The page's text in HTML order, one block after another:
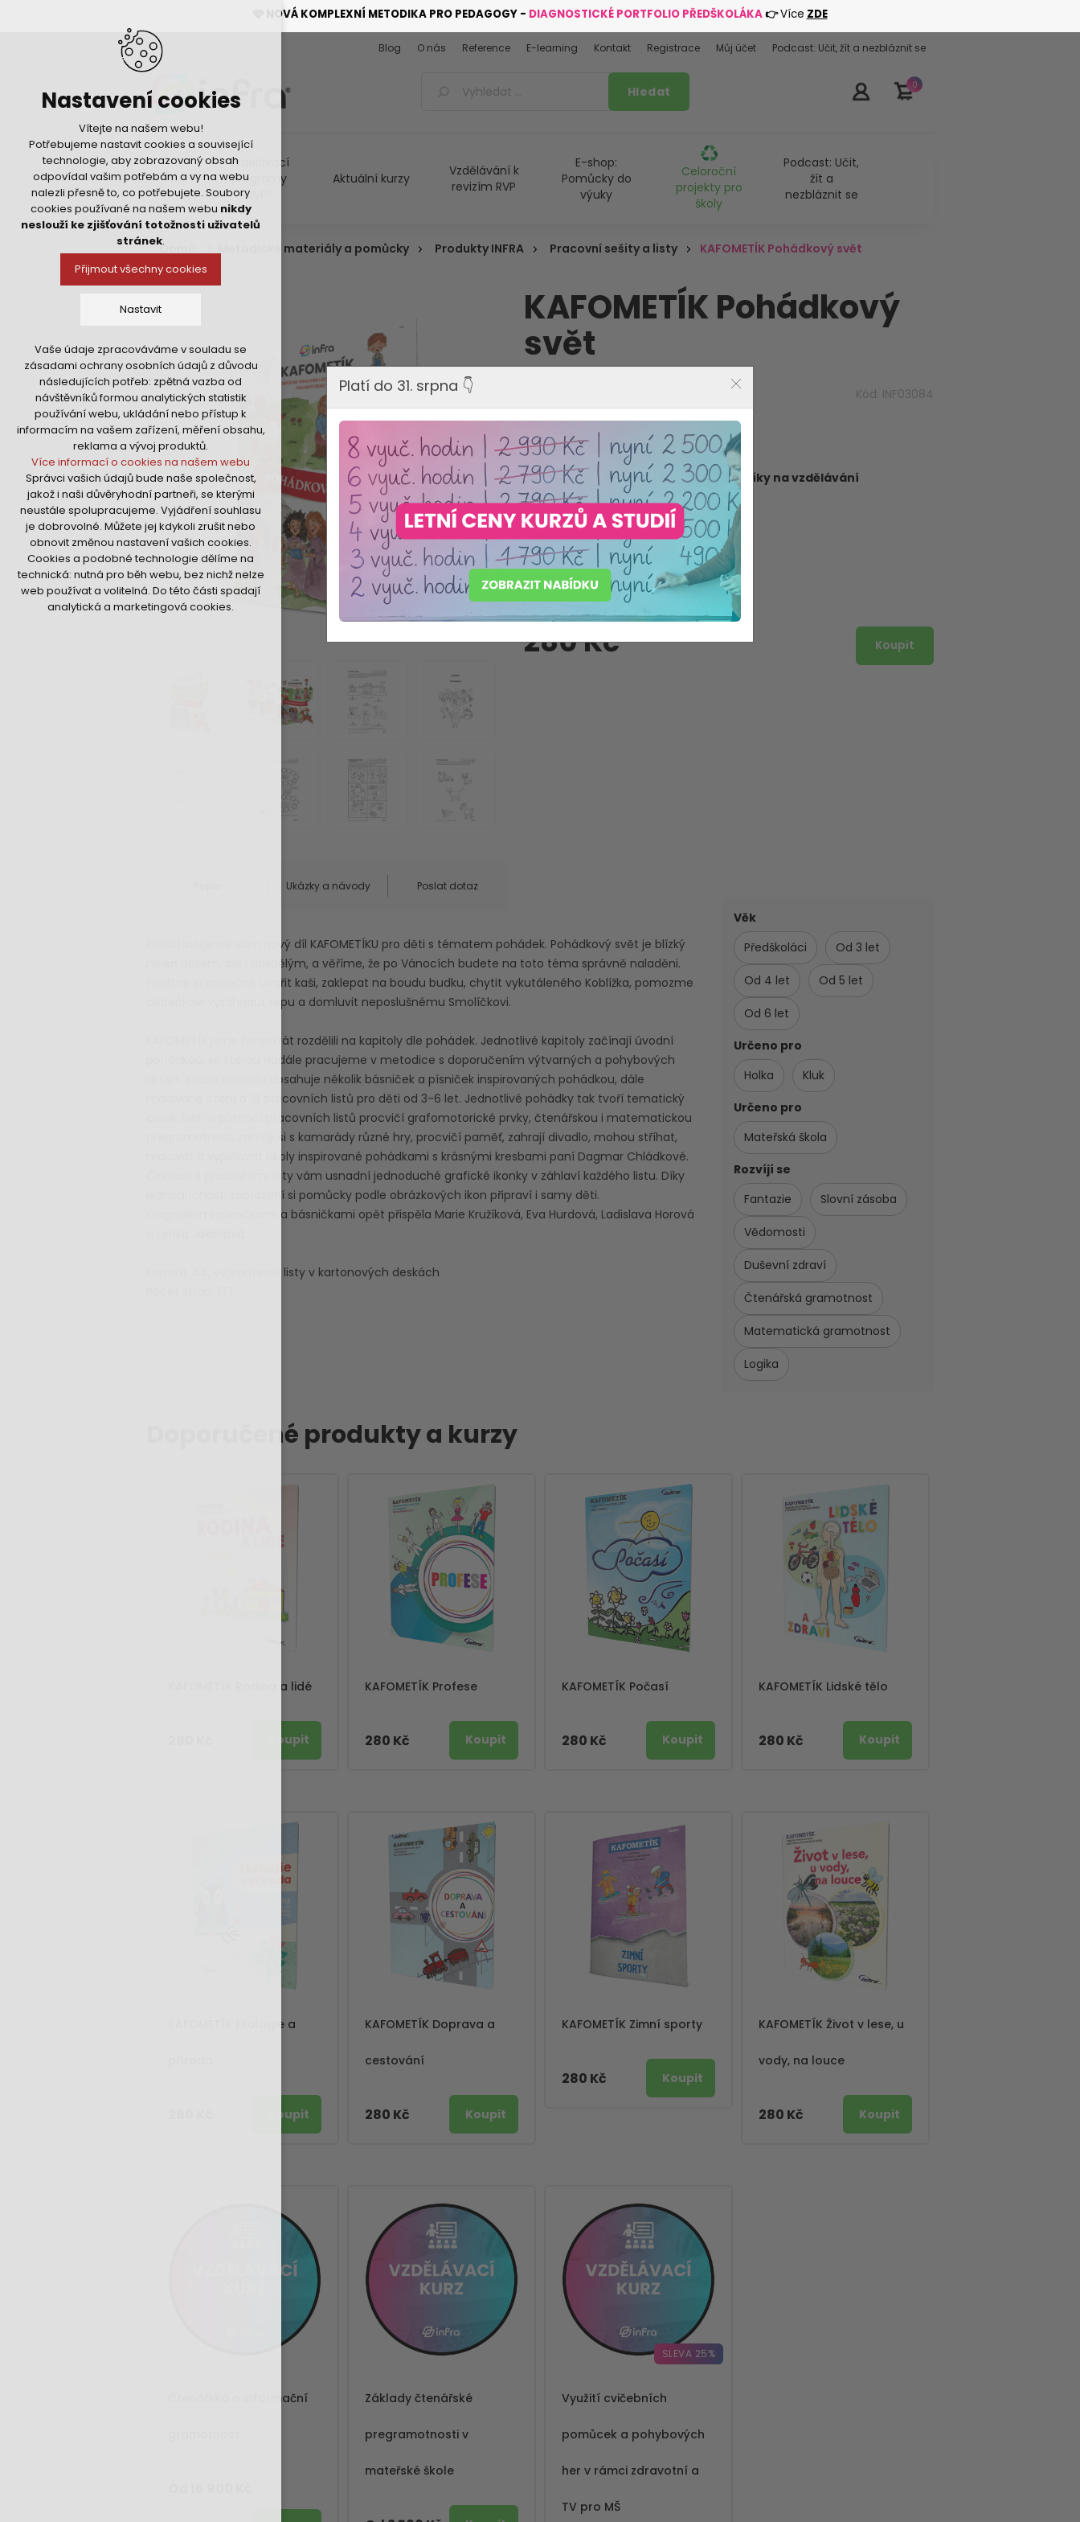
🩷 NOVÁ KOMPLEXNÍ METODIKA PRO PEDAGOGY - DIAGNOSTICKÉ PORTFOLIO PŘEDŠKOLÁKA👉Více ZDE
Nastavení cookies
Vítejte na našem webu!
Potřebujeme nastavit cookies a související
technologie, aby zobrazovaný obsah
odpovídal vašim potřebám a vy na webu
nalezli přesně to, co potřebujete. Soubory
cookies používané na našem webu nikdy
neslouží ke zjišťování totožnosti uživatelů
stránek.
Přijmout všechny cookies
Nastavit
Technická cookies
nutná pro provozování webu
udržení kontextu stránek (session):
případná přihlášení, volby jazyka, apod.
Volitelná cookies
analytická pro anonymizované
vyhodnocení návštěvnosti
marketingová cookies (Google,Hotjar,Sklik)
Více informací o cookies na našem webu
Přijmout všechny cookies
Odmítnout vše
Vaše údaje zpracováváme v souladu se
zásadami ochrany osobních údajů z důvodu
následujících potřeb: zpětná vazba od
návštěvníků formou analytických statistik
používání webu, ukládání nebo přístup k
informacím na vašem zařízení, měření obsahu,
reklama a vývoj produktů.
Více informací o cookies na našem webu
Správci vašich údajů bude naše společnost,
jakož i naši důvěryhodní partneři, se kterými
neustále spolupracujeme. Vyjádření souhlasu
je dobrovolné. Můžete jej kdykoli zrušit nebo
obnovit změnou nastavení vašich cookies.
Cookies a podobné technologie dělíme na
technická: nutná pro běh webu, bez nichž nelze
web používat a volitelná. Do této části spadají
analytická a marketingová cookies.
0
Vzdělávací
programy
DVPP
Aktuální kurzy
Vzdělávání k
revizím RVP
E-shop:
Pomůcky do
výuky
Celoroční
projekty pro
školy
Podcast: Učit,
žít a
nezbláznit se
Blog O nás Reference E-learning Kontakt Registrace Můj účet Podcast: Učit, žít a nezbláznit se
Domů Metodické materiály a pomůcky Produkty INFRA Pracovní sešity a listy KAFOMETÍK Pohádkový svět
KAFOMETÍK Pohádkový
svět
Kód: INF03084
Ministerstva školství ČR
Produkt pečlivě vybraný s odborníky na vzdělávání
Dostupnost:Skladem
Dodací lhůta: Ihned
280 Kč
- +
Ukázky a návody Poslat dotaz
Představujeme vám nový díl KAFOMETÍKU pro děti s tématem pohádek. Pohádkový svět je blízký
nejen dětem, ale i dospělým, a věříme, že po Vánocích budete na toto téma správně naladěni.
Pojďme si společně uvařit kaši, zaklepat na boudu budku, chytit vykutáleného Koblížka, pomozme
dědečkovi vytáhnout řepu a domluvit neposlušnému Smolíčkovi.
KAFOMETÍK jsme tentokrát rozdělili na kapitoly dle pohádek. Jednotlivé kapitoly začínají úvodní
pohádkou, se kterou nadále pracujeme v metodice s doporučením výtvarných a pohybových
aktivit. Každá kapitola obsahuje několik básniček a písniček inspirovaných pohádkou, dále
malované čtení a 10 pracovních listů pro děti od 3-6 let. Jednotlivé pohádky tak tvoří tematický
celek. Děti si pomocí pracovních listů procvičí grafomotorické prvky, čtenářskou i matematickou
pregramotnost, zahrají si s kamarády různé hry, procvičí paměť, zahrají divadlo, mohou stříhat,
malovat a vyplňovat úkoly inspirované pohádkami s krásnými kresbami paní Dagmar Chládkové.
Činnosti s pracovními listy vám usnadní jednoduché grafické ikonky v záhlaví každého listu. Díky
jednoduchosti zobrazení si pomůcky podle obrázkových ikon připraví i samy děti.
Originálními písničkami a básničkami opět přispěla Marie Kružíková, Eva Hurdová, Ladislava Horová
Formát. A4, vyjímatelné listy v kartonových deskách
Věk
Předškoláci
Od 3 let
Od 4 let Od 5 let
Od 6 let
Určeno pro
Holka
Kluk
Určeno pro
Mateřská škola
Rozvíjí se
Fantazie
Slovní zásoba
Vědomosti
Duševní zdraví
Čtenářská gramotnost
Matematická gramotnost
Logika
Doporučené produkty a kurzy
KAFOMETÍK Rodina a lidé KAFOMETÍK Profese
280 Kč
KAFOMETÍK Počasí
280 Kč
KAFOMETÍK Lidské tělo
280 Kč
KAFOMETÍK Ekologie a KAFOMETÍK Doprava a
cestování
280 Kč
KAFOMETÍK Zimní sporty
280 Kč
KAFOMETÍK Život v lese, u
vody, na louce
280 Kč
Čtenářská a informační Základy čtenářské
pregramotnosti v
mateřské škole
SLEVA 25%
Využití cvičebních
pomůcek a pohybových
her v rámci zdravotní a
TV pro MŠ
Platí do 31. srpna 👇